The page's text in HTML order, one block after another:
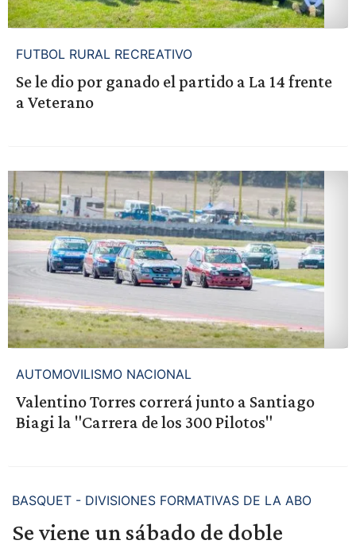
FUTBOL RURAL RECREATIVO
Se le dio por ganado el partido a La 14 frente
a Veterano
AUTOMOVILISMO NACIONAL
Valentino Torres correrá junto a Santiago
Biagi la "Carrera de los 300 Pilotos"
BASQUET - DIVISIONES FORMATIVAS DE LA ABO
Se viene un sábado de doble